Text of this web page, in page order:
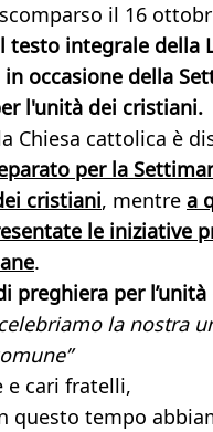
il 16
testo integrale della
in occasione della
l'unità dei cristiani.
Chiesa cattolica è
per la
cristiani, mentre a
le iniziative
.
preghiera per
la nostra
e cari fratelli,
questo tempo